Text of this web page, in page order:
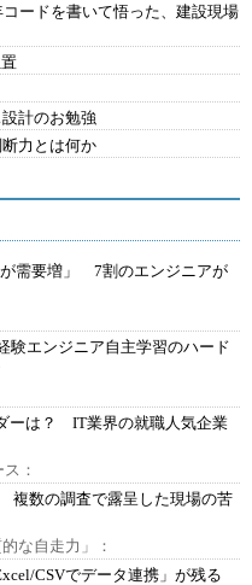
ードを書いて悟った、建設現場
計のお勉強
力とは何か
が需要増」 7割のエンジニアが
エンジニア自主学習のハード
ーは？ IT業界の就職人気企業
：
複数の調査で露呈した現場の苦
な自走力」：
CSVでデータ連携」が残る